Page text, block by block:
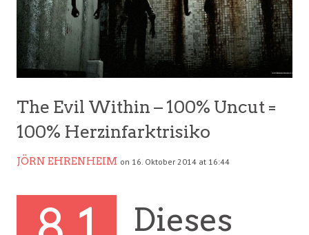
The Evil Within – 100% Uncut =
100% Herzinfarktrisiko
JÖRN EHRENHEIM on 16. Oktober 2014 at 16:44
Dieses